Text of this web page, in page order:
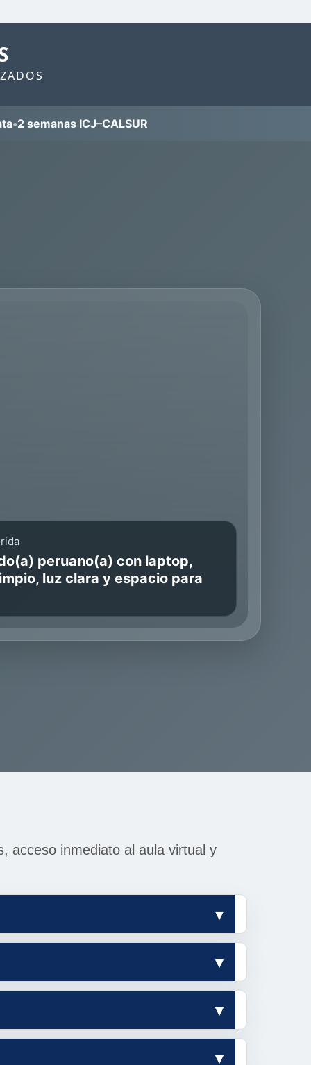
•2 semanas ICJ–CALSUR
peruano(a) con laptop,
luz clara y espacio para
acceso inmediato al aula virtual y